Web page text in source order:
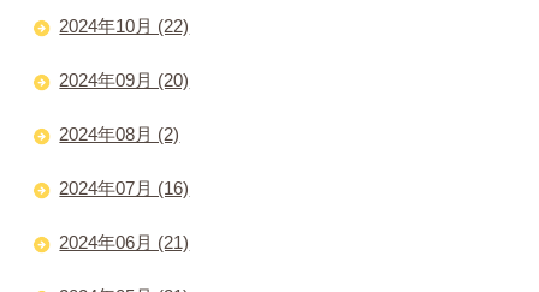
2024年10月 (22)
2024年09月 (20)
2024年08月 (2)
2024年07月 (16)
2024年06月 (21)